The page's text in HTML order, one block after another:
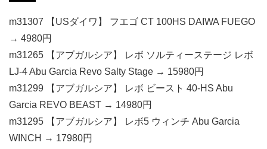
m31307 【USダイワ】 フエゴ CT 100HS DAIWA FUEGO
→ 4980円
m31265 【アブガルシア】 レボ ソルティーステージ レボ
LJ-4 Abu Garcia Revo Salty Stage → 15980円
m31299 【アブガルシア】 レボ ビースト 40-HS Abu
Garcia REVO BEAST → 14980円
m31295 【アブガルシア】 レボ5 ウィンチ Abu Garcia
WINCH → 17980円